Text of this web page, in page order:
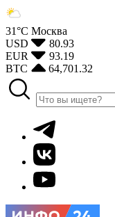
31°С Москва
USD
80.93
EUR
93.19
BTC
64,701.32